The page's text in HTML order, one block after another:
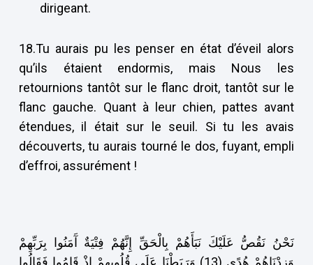
dirigeant.
18.Tu aurais pu les penser en état d’éveil alors
qu’ils étaient endormis, mais Nous les
retournions tantôt sur le flanc droit, tantôt sur le
flanc gauche. Quant à leur chien, pattes avant
étendues, il était sur le seuil. Si tu les avais
découverts, tu aurais tourné le dos, fuyant, empli
d’effroi, assurément !
نَحْنُ نَقُصُّ عَلَيْكَ نَبَأَهُمْ بِالْحَقِّ إِنَّهُمْ فِتْيَةٌ آَمَنُوا بِرَبِّهِمْ
وَزِدْنَاهُمْ هُدًى (13) وَرَبَطْنَا عَلَى قُلُوبِهِمْ إِذْ قَامُوا فَقَالُوا